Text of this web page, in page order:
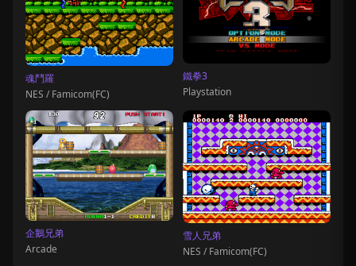
魂鬥羅
NES / Famicom(FC)
鐵拳3
Playstation
企鵝兄弟
Arcade
雪人兄弟
NES / Famicom(FC)